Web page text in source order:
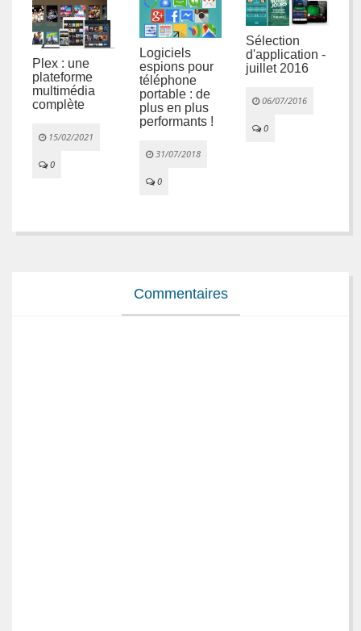
Plex : une
plateforme
multimédia
complète
15/02/2021
0
Logiciels
espions pour
téléphone
portable : de
plus en plus
performants !
31/07/2018
0
Sélection
d'application -
juillet 2016
06/07/2016
0
Commentaires